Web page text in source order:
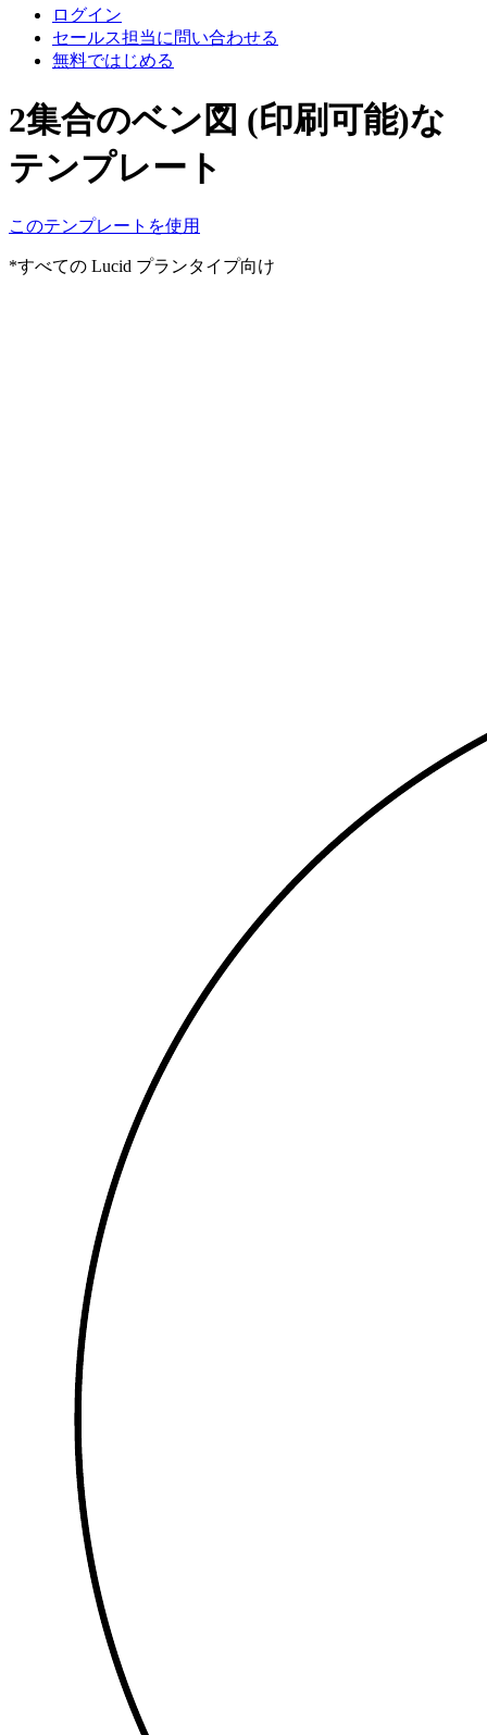
ログイン
セールス担当に問い合わせる
無料ではじめる
2集合のベン図 (印刷可能)な
テンプレート
このテンプレートを使用
*すべての Lucid プランタイプ向け